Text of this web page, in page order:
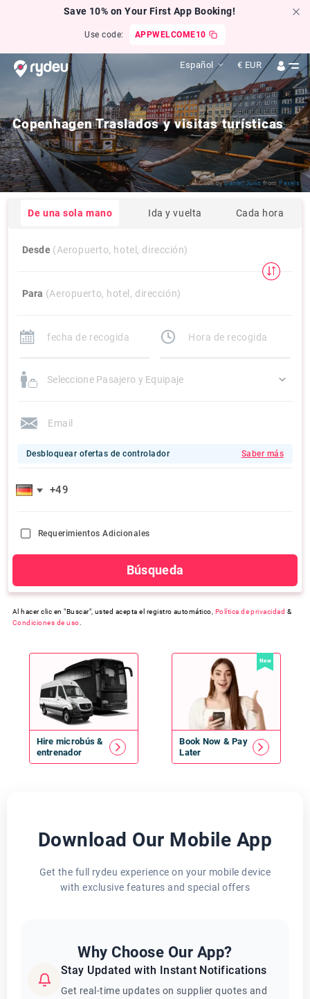
Save 10% on Your First App Booking!
Use code: APPWELCOME10
Español € EUR
Copenhagen Traslados y visitas turísticas
Click byDaniel Jurinfrom Pexels
De una sola mano Ida y vuelta Cada hora
Desde (Aeropuerto, hotel, dirección)
Para (Aeropuerto, hotel, dirección)
Seleccione Pasajero y Equipaje
Desbloquear ofertas de controlador Saber más
Requerimientos Adicionales
Búsqueda
Al hacer clic en "Buscar", usted acepta el registro automático, Política de privacidad &
Condiciones de uso
Hire microbús &
entrenador
New
Book Now & Pay
Later
Download Our Mobile App
Get the full rydeu experience on your mobile device
with exclusive features and special offers
Why Choose Our App?
Stay Updated with Instant Notifications
Get real-time updates on supplier quotes and